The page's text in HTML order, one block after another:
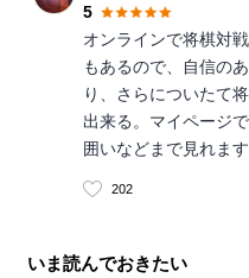
5
オンラインで将棋対
もあるので、自信の
り、さらについたて
出来る。マイページ
囲いなどまで見れます
202
いま読んでおきたい